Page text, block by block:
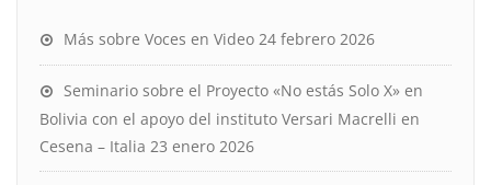
Más sobre Voces en Video 24 febrero 2026
Seminario sobre el Proyecto «No estás Solo X» en
Bolivia con el apoyo del instituto Versari Macrelli en
Cesena – Italia 23 enero 2026